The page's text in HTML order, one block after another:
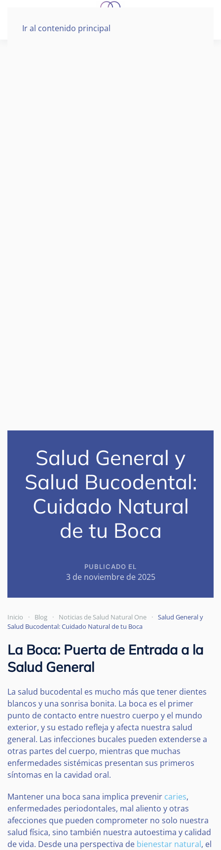
Ir al contenido principal
Salud General y
Salud Bucodental:
Cuidado Natural
de tu Boca
PUBLICADO EL
3 de noviembre de 2025
Inicio Blog Noticias de Salud Natural One
Salud General y
Salud Bucodental: Cuidado Natural de tu Boca
La Boca: Puerta de Entrada a la
Salud General
La salud bucodental es mucho más que tener dientes
blancos y una sonrisa bonita. La boca es el primer
punto de contacto entre nuestro cuerpo y el mundo
exterior, y su estado refleja y afecta nuestra salud
general. Las infecciones bucales pueden extenderse a
otras partes del cuerpo, mientras que muchas
enfermedades sistémicas presentan sus primeros
síntomas en la cavidad oral.
Mantener una boca sana implica prevenir caries,
enfermedades periodontales, mal aliento y otras
afecciones que pueden comprometer no solo nuestra
salud física, sino también nuestra autoestima y calidad
de vida. Desde una perspectiva de bienestar natural, el